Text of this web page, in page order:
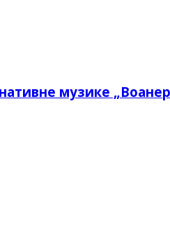
музике